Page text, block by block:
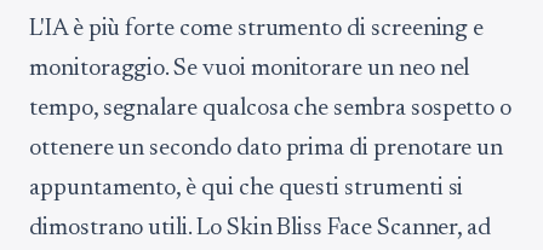
L'IA è più forte come strumento di screening e
monitoraggio. Se vuoi monitorare un neo nel
tempo, segnalare qualcosa che sembra sospetto o
ottenere un secondo dato prima di prenotare un
appuntamento, è qui che questi strumenti si
dimostrano utili. Lo Skin Bliss Face Scanner, ad